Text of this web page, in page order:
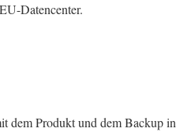
Datencenter.
dem Produkt und dem Backup in